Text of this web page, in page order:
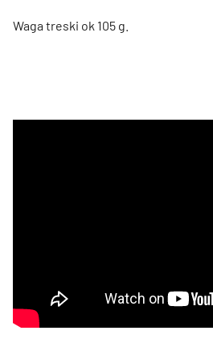
Waga treski ok 105 g.